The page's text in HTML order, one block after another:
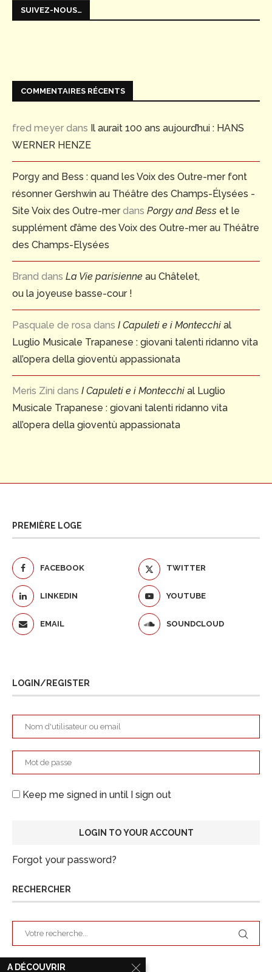
SUIVEZ-NOUS…
COMMENTAIRES RÉCENTS
fred meyer dans Il aurait 100 ans aujourd’hui : HANS
WERNER HENZE
Porgy and Bess : quand les Voix des Outre-mer font
résonner Gershwin au Théâtre des Champs-Élysées -
Site Voix des Outre-merdans Porgy and Bess et le
supplément d’âme des Voix des Outre-mer au Théâtre
des Champs-Elysées
Brand dans La Vie parisienne au Châtelet,
ou la joyeuse basse-cour !
Pasquale de rosa dans I Capuleti e i Montecchi al
Luglio Musicale Trapanese : giovani talenti ridanno vita
all’opera della gioventù appassionata
Meris Zini dans I Capuleti e i Montecchi al Luglio
Musicale Trapanese : giovani talenti ridanno vita
all’opera della gioventù appassionata
PREMIÈRE LOGE
FACEBOOK TWITTER
LINKEDIN YOUTUBE
EMAIL SOUNDCLOUD
LOGIN/REGISTER
Keep me signed in until I sign out
Forgot your password?
RECHERCHER
ARCHIVES
A DÉCOUVRIR